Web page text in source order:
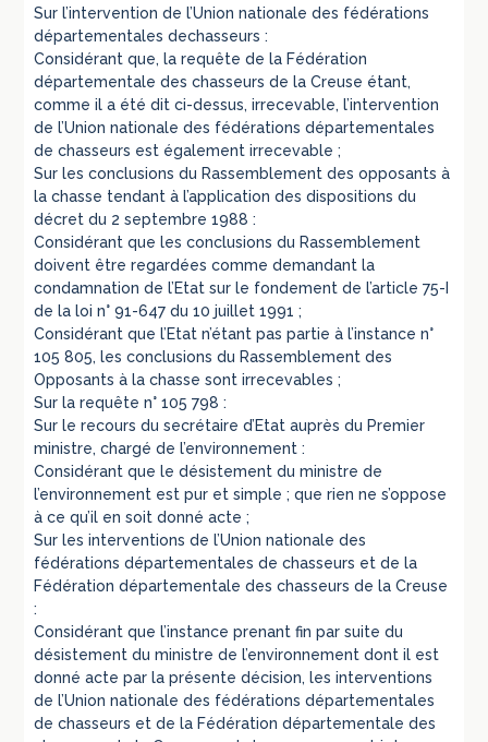
Sur l’intervention de l’Union nationale des fédérations
départementales dechasseurs :
Considérant que, la requête de la Fédération
départementale des chasseurs de la Creuse étant,
comme il a été dit ci-dessus, irrecevable, l’intervention
de l’Union nationale des fédérations départementales
de chasseurs est également irrecevable ;
Sur les conclusions du Rassemblement des opposants à
la chasse tendant à l’application des dispositions du
décret du 2 septembre 1988 :
Considérant que les conclusions du Rassemblement
doivent être regardées comme demandant la
condamnation de l’Etat sur le fondement de l’article 75-I
de la loi n° 91-647 du 10 juillet 1991 ;
Considérant que l’Etat n’étant pas partie à l’instance n°
105 805, les conclusions du Rassemblement des
Opposants à la chasse sont irrecevables ;
Sur la requête n° 105 798 :
Sur le recours du secrétaire d’Etat auprès du Premier
ministre, chargé de l’environnement :
Considérant que le désistement du ministre de
l’environnement est pur et simple ; que rien ne s’oppose
à ce qu’il en soit donné acte ;
Sur les interventions de l’Union nationale des
fédérations départementales de chasseurs et de la
Fédération départementale des chasseurs de la Creuse
:
Considérant que l’instance prenant fin par suite du
désistement du ministre de l’environnement dont il est
donné acte par la présente décision, les interventions
de l’Union nationale des fédérations départementales
de chasseurs et de la Fédération départementale des